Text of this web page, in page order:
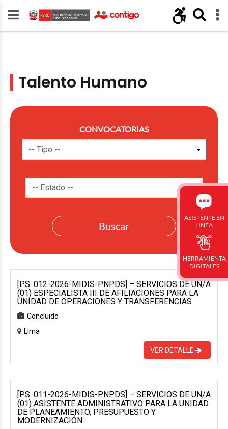
Talento Humano
CONVOCATORIAS
[P.S. 012-2026-MIDIS-PNPDS] – SERVICIOS DE UN/A
(01) ESPECIALISTA III DE AFILIACIONES PARA LA
UNIDAD DE OPERACIONES Y TRANSFERENCIAS
Concluido
Lima
VER DETALLE
[P.S. 011-2026-MIDIS-PNPDS] – SERVICIOS DE UN/A
(01) ASISTENTE ADMINISTRATIVO PARA LA UNIDAD
DE PLANEAMIENTO, PRESUPUESTO Y
MODERNIZACIÓN
ASISTENTE EN
LINEA
HERRAMIENTA
DIGITALES